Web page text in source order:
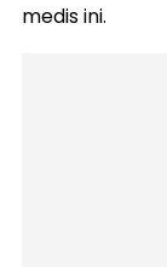
medis ini.